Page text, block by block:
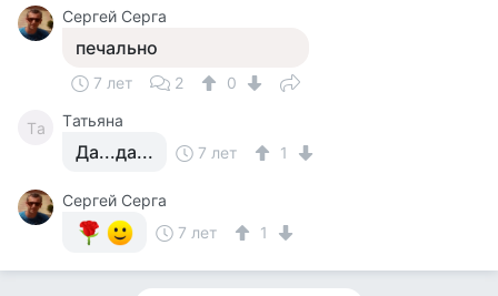
Сергей Серга
печально
7 лет 2 0
Tа Tатьяна
Да...да... 7 лет 1
Сергей Серга
7 лет
1